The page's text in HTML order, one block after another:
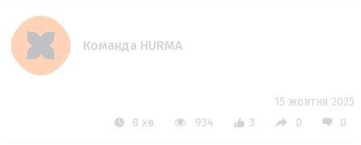
Команда HURMA
15 жовтня 2025
8 хв
934 3 0 0